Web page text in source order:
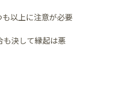
以上に注意が必要
決して縁起は悪